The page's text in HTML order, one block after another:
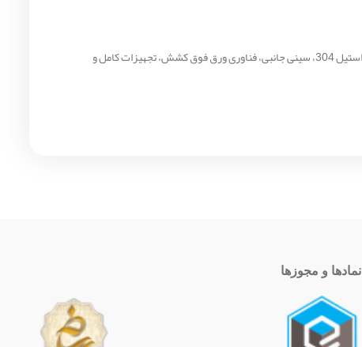
اگر به دنبال یک سینک توکار با دو لگن، طراحی فانتزی و کیفیت ساخت مناسب هستید، مدل 373S می‌تواند گزینه‌ای کاربردی برای آشپزخانه شما باشد. استیل 304، سینی جانبی، فناوری ورق فوق کشش، تجهیزات کامل و
نمادها و مجوزها